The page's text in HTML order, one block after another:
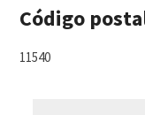
Código
11540